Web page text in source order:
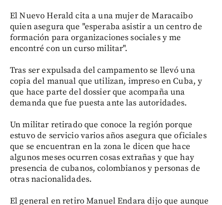
El Nuevo Herald cita a una mujer de Maracaibo
quien asegura que "esperaba asistir a un centro de
formación para organizaciones sociales y me
encontré con un curso militar".
Tras ser expulsada del campamento se llevó una
copia del manual que utilizan, impreso en Cuba, y
que hace parte del dossier que acompaña una
demanda que fue puesta ante las autoridades.
Un militar retirado que conoce la región porque
estuvo de servicio varios años asegura que oficiales
que se encuentran en la zona le dicen que hace
algunos meses ocurren cosas extrañas y que hay
presencia de cubanos, colombianos y personas de
otras nacionalidades.
El general en retiro Manuel Endara dijo que aunque